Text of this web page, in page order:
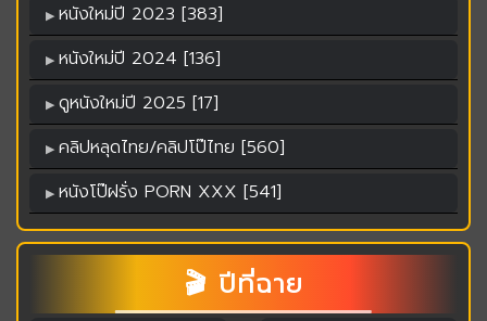
หนังใหม่ปี 2023 [383]
หนังใหม่ปี 2024 [136]
ดูหนังใหม่ปี 2025 [17]
คลิปหลุดไทย/คลิปโป๊ไทย [560]
หนังโป๊ฝรั่ง PORN XXX [541]
🎬 ปีที่ฉาย